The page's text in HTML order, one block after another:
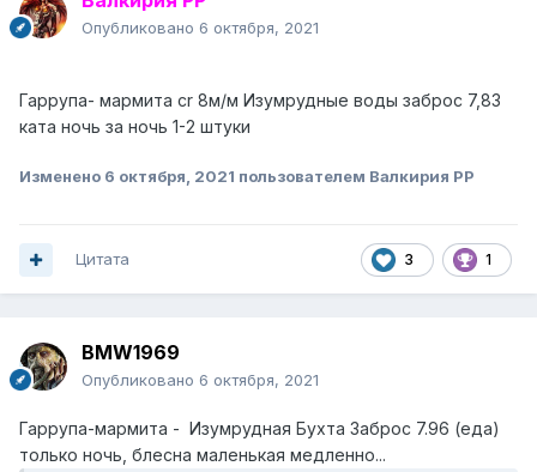
Опубликовано 6 октября, 2021
Гаррупа- мармита cr 8м/м Изумрудные воды заброс 7,83
ката ночь за ночь 1-2 штуки
Изменено 6 октября, 2021 пользователем Валкирия РР
3 1
Цитата
BMW1969
Опубликовано 6 октября, 2021
Гаррупа-мармита - Изумрудная Бухта Заброс 7.96 (еда)
только ночь, блесна маленькая медленно...